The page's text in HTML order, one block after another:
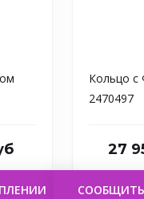
Кольцо с
2470497
27